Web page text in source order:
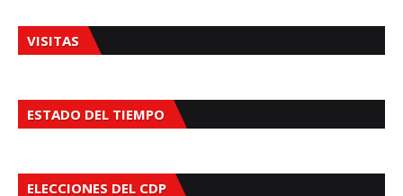
VISITAS
ESTADO DEL TIEMPO
ELECCIONES DEL CDP